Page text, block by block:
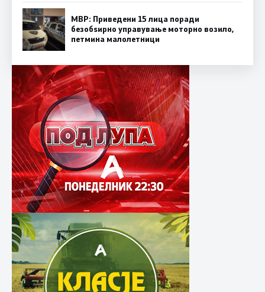
МВР: Приведени 15 лица поради
безобѕирно управување моторно возило,
петмина малолетници